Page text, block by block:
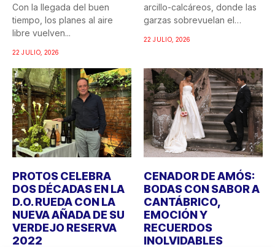
Con la llegada del buen
tiempo, los planes al aire
libre vuelven...
22 JULIO, 2026
arcillo-calcáreos, donde las
garzas sobrevuelan el
22 JULIO, 2026
PROTOS CELEBRA
DOS DÉCADAS EN LA
D.O. RUEDA CON LA
NUEVA AÑADA DE SU
VERDEJO RESERVA
2022
CENADOR DE AMÓS:
BODAS CON SABOR A
CANTÁBRICO,
EMOCIÓN Y
RECUERDOS
INOLVIDABLES